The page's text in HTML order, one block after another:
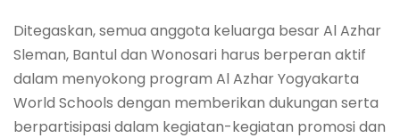
Ditegaskan, semua anggota keluarga besar Al Azhar
Sleman, Bantul dan Wonosari harus berperan aktif
dalam menyokong program Al Azhar Yogyakarta
World Schools dengan memberikan dukungan serta
berpartisipasi dalam kegiatan-kegiatan promosi dan